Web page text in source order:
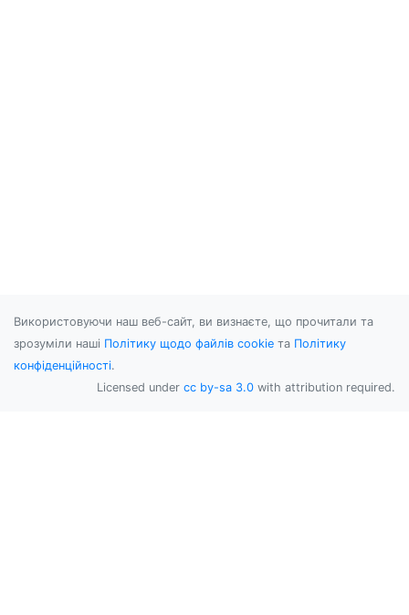
Використовуючи наш веб-сайт, ви визнаєте, що прочитали та
зрозуміли наші Політику щодо файлів cookie та Політику
конфіденційності.
Licensed under cc by-sa 3.0 with attribution required.